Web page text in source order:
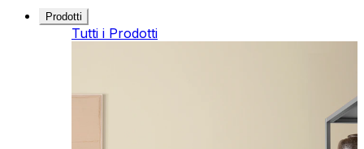
Prodotti
Tutti i Prodotti